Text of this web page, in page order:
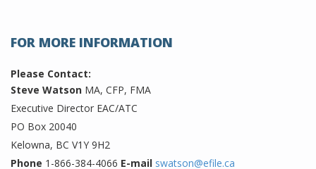
FOR MORE INFORMATION
Please Contact:
Steve Watson MA, CFP, FMA
Executive Director EAC/ATC
PO Box 20040
Kelowna, BC V1Y 9H2
Phone 1-866-384-4066 E-mail swatson@efile.ca